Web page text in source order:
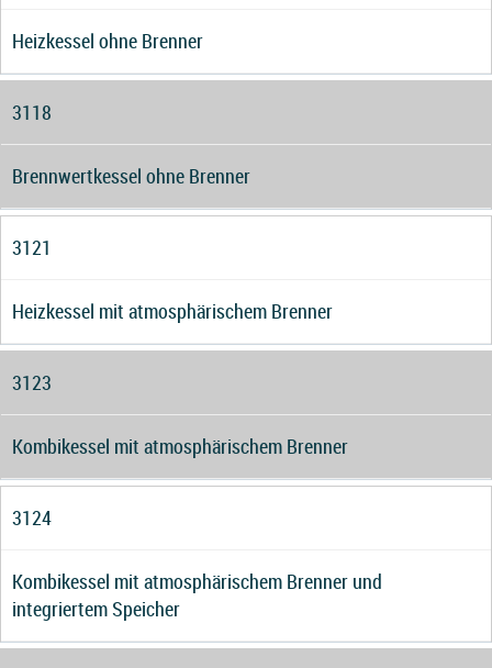
Heizkessel ohne Brenner
3118
Brennwertkessel ohne Brenner
3121
Heizkessel mit atmosphärischem Brenner
3123
Kombikessel mit atmosphärischem Brenner
3124
Kombikessel mit atmosphärischem Brenner und
integriertem Speicher